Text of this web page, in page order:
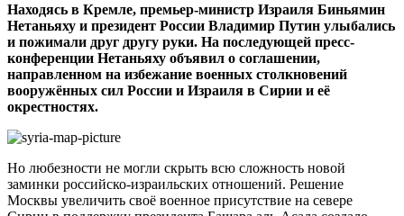
Находясь в Кремле, премьер-министр Израиля Биньямин
Нетаньяху и президент России Владимир Путин улыбались
и пожимали друг другу руки. На последующей пресс-
конференции Нетаньяху объявил о соглашении,
направленном на избежание военных столкновений
вооружённых сил России и Израиля в Сирии и её
окрестностях.
Но любезности не могли скрыть всю сложность новой
заминки российско-израильских отношений. Решение
Москвы увеличить своё военное присутствие на севере